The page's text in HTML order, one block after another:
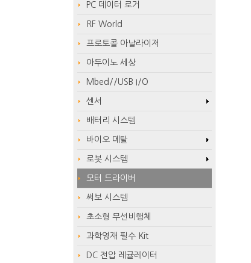
PC 데이터 로거
RF World
프로토콜 아날라이저
아두이노 세상
Mbed//USB I/O
센서
배터리 시스템
바이오 메탈
로봇 시스템
모터 드라이버
써보 시스템
초소형 무선비행체
과학영재 필수 Kit
DC 전압 레귤레이터